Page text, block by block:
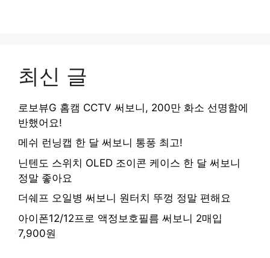
최신 글
로보뷰G 홈캠 CCTV 써보니, 200만 화소 선명함에
반했어요!
메쉬 런닝캡 한 달 써보니 통풍 최고!
닌텐도 스위치 OLED 조이콘 케이스 한 달 써보니
정말 좋아요
더쉐프 오일병 써보니 원터치 뚜껑 정말 편해요
아이폰12/12프로 액정보호필름 써보니 2매입
7,900원